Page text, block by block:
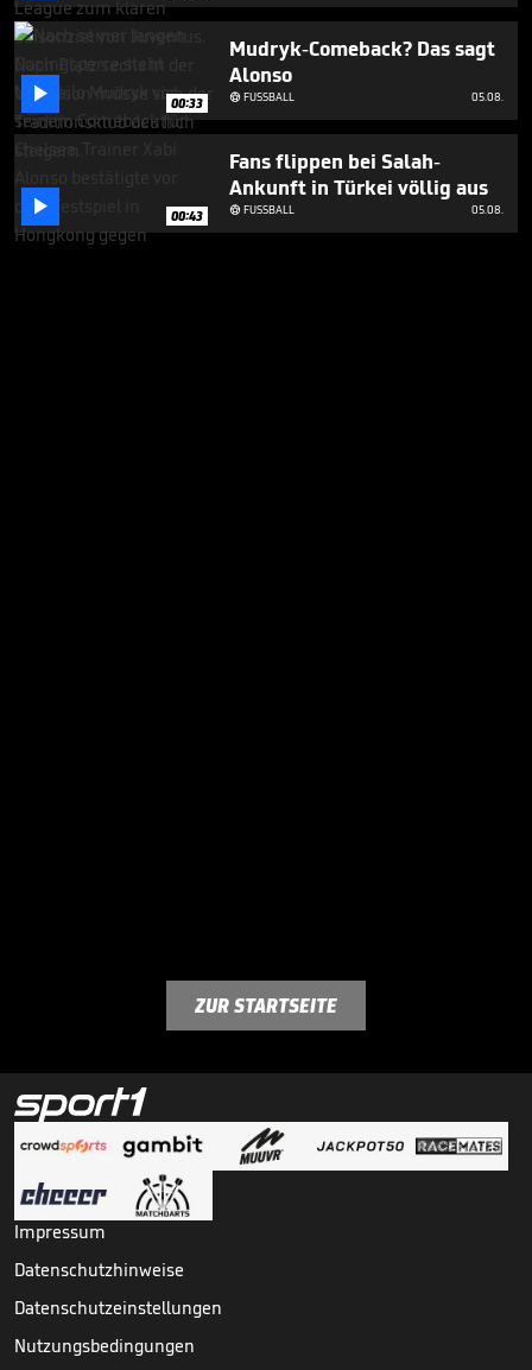
 00:33
Mudryk-Comeback? Das sagt
Alonso
FUSSBALL 05.08.
 00:43
Fans flippen bei Salah-
Ankunft in Türkei völlig aus
FUSSBALL 05.08.
ZUR STARTSEITE
Impressum
Datenschutzhinweise
Datenschutzeinstellungen
Nutzungsbedingungen